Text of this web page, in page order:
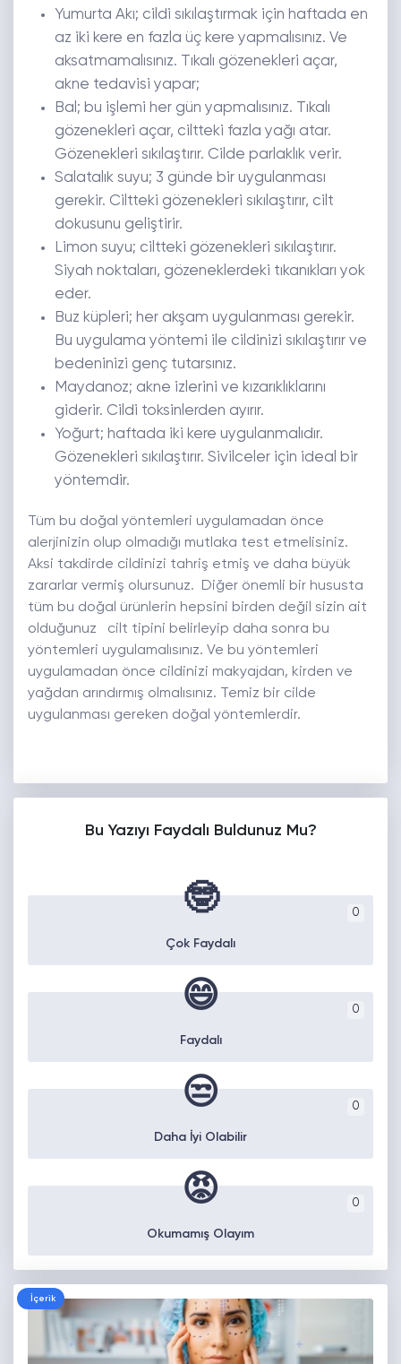
Yumurta Akı; cildi sıkılaştırmak için haftada en
az iki kere en fazla üç kere yapmalısınız. Ve
aksatmamalısınız. Tıkalı gözenekleri açar,
akne tedavisi yapar;
Bal; bu işlemi her gün yapmalısınız. Tıkalı
gözenekleri açar, ciltteki fazla yağı atar.
Gözenekleri sıkılaştırır. Cilde parlaklık verir.
Salatalık suyu; 3 günde bir uygulanması
gerekir. Ciltteki gözenekleri sıkılaştırır, cilt
dokusunu geliştirir.
Limon suyu; ciltteki gözenekleri sıkılaştırır.
Siyah noktaları, gözeneklerdeki tıkanıkları yok
eder.
Buz küpleri; her akşam uygulanması gerekir.
Bu uygulama yöntemi ile cildinizi sıkılaştırır ve
bedeninizi genç tutarsınız.
Maydanoz; akne izlerini ve kızarıklıklarını
giderir. Cildi toksinlerden ayırır.
Yoğurt; haftada iki kere uygulanmalıdır.
Gözenekleri sıkılaştırır. Sivilceler için ideal bir
yöntemdir.
Tüm bu doğal yöntemleri uygulamadan önce
alerjinizin olup olmadığı mutlaka test etmelisiniz.
Aksi takdirde cildinizi tahriş etmiş ve daha büyük
zararlar vermiş olursunuz. Diğer önemli bir hususta
tüm bu doğal ürünlerin hepsini birden değil sizin ait
olduğunuz cilt tipini belirleyip daha sonra bu
yöntemleri uygulamalısınız. Ve bu yöntemleri
uygulamadan önce cildinizi makyajdan, kirden ve
yağdan arındırmış olmalısınız. Temiz bir cilde
uygulanması gereken doğal yöntemlerdir.
Bu Yazıyı Faydalı Buldunuz Mu?
0
🤓
Çok Faydalı
0
😄
Faydalı
0
😒
Daha İyi Olabilir
0
😡
Okumamış Olayım
İçerik